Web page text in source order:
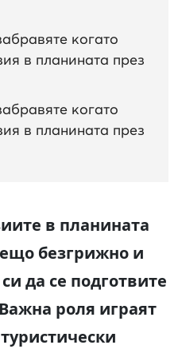
когато
в планината през
когато
в планината през
в планината
безгрижно и
да се подготвите
роля играят